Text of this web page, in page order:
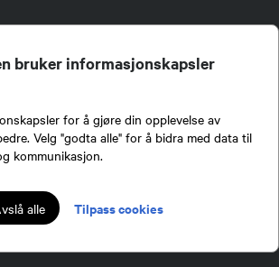
bruker informasjonskapsler
for å gjøre din opplevelse av
Velg "godta alle" for å bidra med data til
kommunikasjon.
alle Tilpass cookies
de viktigste miljøene for formidling av kunnskap om jakt og
nøytral organisasjon, men har et sterkt jakt-, fiske-, og
saker.
Jeger- og Fiskerforbund har ansvar for innhold de